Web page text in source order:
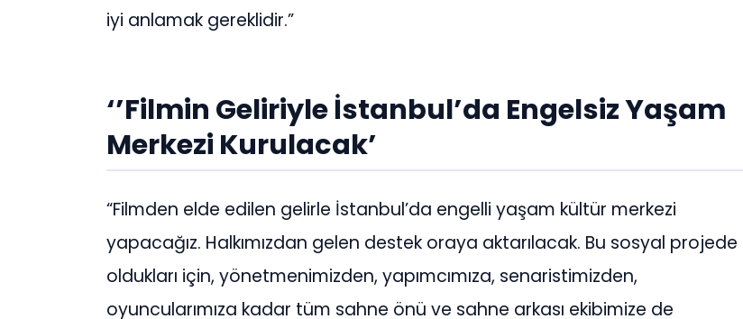
iyi anlamak gereklidir.”
‘’Filmin Geliriyle İstanbul’da Engelsiz Yaşam
Merkezi Kurulacak’
“Filmden elde edilen gelirle İstanbul’da engelli yaşam kültür merkezi
yapacağız. Halkımızdan gelen destek oraya aktarılacak. Bu sosyal projede
oldukları için, yönetmenimizden, yapımcımıza, senaristimizden,
oyuncularımıza kadar tüm sahne önü ve sahne arkası ekibimize de